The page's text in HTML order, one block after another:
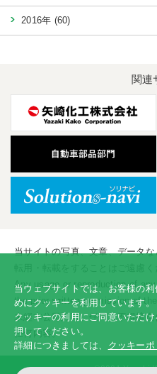
2016年 (60)
関連
当サイトの写真、文章、データ
Any usage or reproduction of
the prior written permission of
未經本公司許可、任何人不得擅
任何内容。
©2001 Yazaki
当ウェブサイトでは、お客様の
めにクッキーを利用しています。
クッキーの利用にご同意いただ
押してください。
詳細につきましては、 クッキーポ